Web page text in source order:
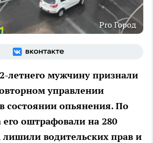
Pro Город
летнего мужчину признали
управлении
состоянии опьянения. По
оштрафовали на 280
лишили водительских прав и